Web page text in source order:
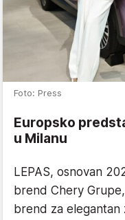
Foto: Press
Europsko
u Milanu
LEPAS, osnovan
brend Chery
brend za